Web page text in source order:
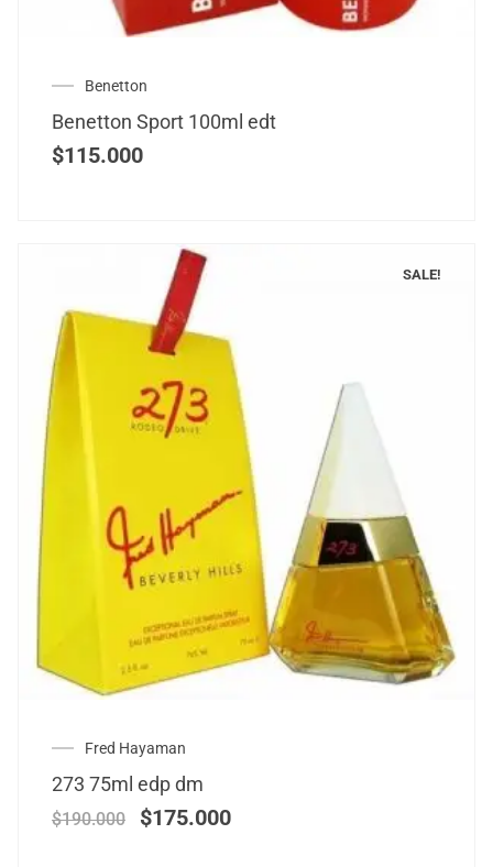
Benetton
Benetton Sport 100ml edt
$115.000
SALE!
Fred Hayaman
273 75ml edp dm
$190.000 $175.000